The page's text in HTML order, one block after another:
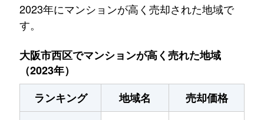
2023年にマンションが高く売却された地域で
す。
大阪市西区でマンションが高く売れた地域
（2023年）
ランキング
地域名
売却価格